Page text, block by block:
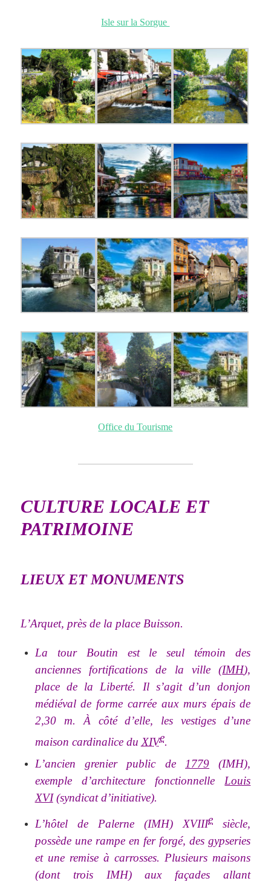
Isle sur la Sorgue
Office du Tourisme
CULTURE LOCALE ET
PATRIMOINE
LIEUX ET MONUMENTS
L’Arquet, près de la place Buisson.
La tour Boutin est le seul témoin des
anciennes fortifications de la ville (IMH),
place de la Liberté. Il s’agit d’un donjon
médiéval de forme carrée aux murs épais de
2,30 m. À côté d’elle, les vestiges d’une
maison cardinalice duXIVe.
L’ancien grenier public de1779 (IMH),
exemple d’architecture fonctionnelleLouis
XVI(syndicat d’initiative).
L’hôtel de Palerne (IMH) XVIIIe siècle,
possède une rampe en fer forgé, des gypseries
et une remise à carrosses. Plusieurs maisons
(dont trois IMH) aux façades allant